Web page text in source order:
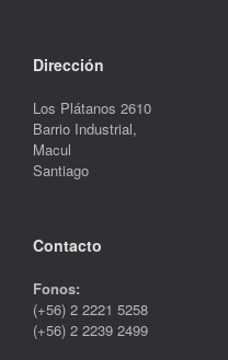
Dirección
Los Plátanos 2610
Barrio Industrial,
Macul
Santiago
Contacto
Fonos:
(+56) 2 2221 5258
(+56) 2 2239 2499